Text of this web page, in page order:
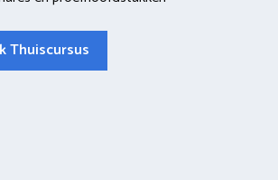
Thuiscursus